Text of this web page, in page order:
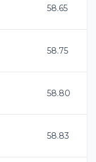
58.65
58.75
58.80
58.83